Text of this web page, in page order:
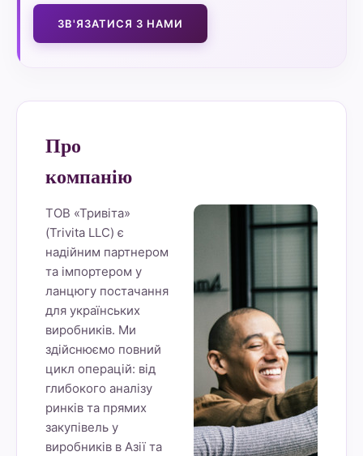
ЗВ'ЯЗАТИСЯ З НАМИ
Про
компанію
ТОВ «Тривіта»
(Trivita LLC) є
надійним партнером
та імпортером у
ланцюгу постачання
для українських
виробників. Ми
здійснюємо повний
цикл операцій: від
глибокого аналізу
ринків та прямих
закупівель у
виробників в Азії та